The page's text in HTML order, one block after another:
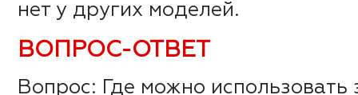
нет у других моделей.
ВОПРОС-ОТВЕТ
Вопрос: Где можно использовать